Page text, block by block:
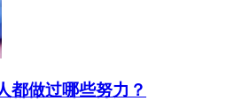
都做过哪些努力？